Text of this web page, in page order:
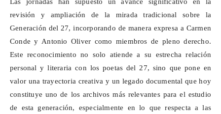
revisión y ampliación de la mirada tradicional sobre la
Generación del 27, incorporando de manera expresa a Carmen
Conde y Antonio Oliver como miembros de pleno derecho.
Este reconocimiento no solo atiende a su estrecha relación
personal y literaria con los poetas del 27, sino que pone en
valor una trayectoria creativa y un legado documental que hoy
constituye uno de los archivos más relevantes para el estudio
de esta generación, especialmente en lo que respecta a las